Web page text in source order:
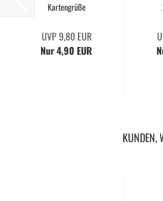
Kartengrüße
UVP 9,80 EUR
Nur 4,90 EUR
KUNDEN,